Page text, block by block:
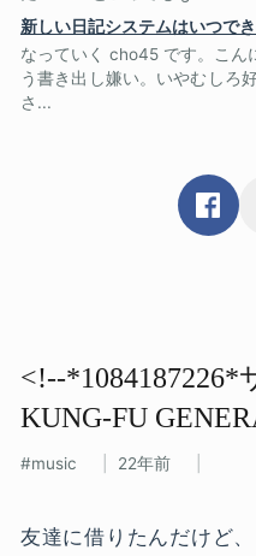
新しい日記システムはいつでき
なっていく cho45 です。こん
う書き出し嫌い。いやむしろ
さ...
<!--
KUNG-FU
music 22年前
友達に借りたんだけど